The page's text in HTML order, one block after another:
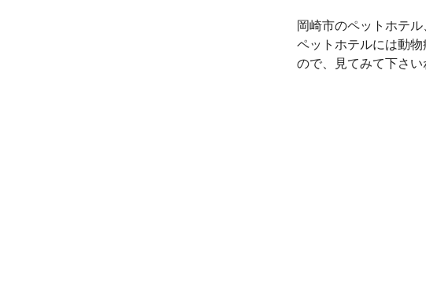
岡崎市のペットホテ
ペットホテルには動
ので、見てみて下さい